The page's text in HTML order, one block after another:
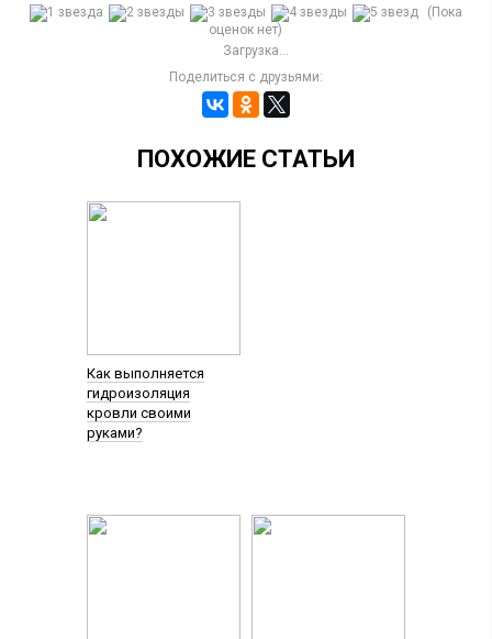
(Пока
оценок нет)
Загрузка...
Поделиться с друзьями:
ПОХОЖИЕ СТАТЬИ
Как выполняется
гидроизоляция
кровли своими
руками?